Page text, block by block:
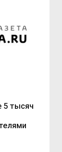
5 тысяч